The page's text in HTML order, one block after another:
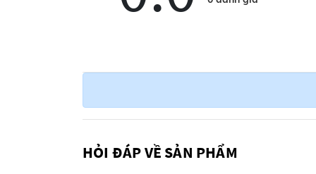
HƯỚNG DẪN SỬ DỤNG
HỎI ĐÁP VỀ SẢN PHẨM